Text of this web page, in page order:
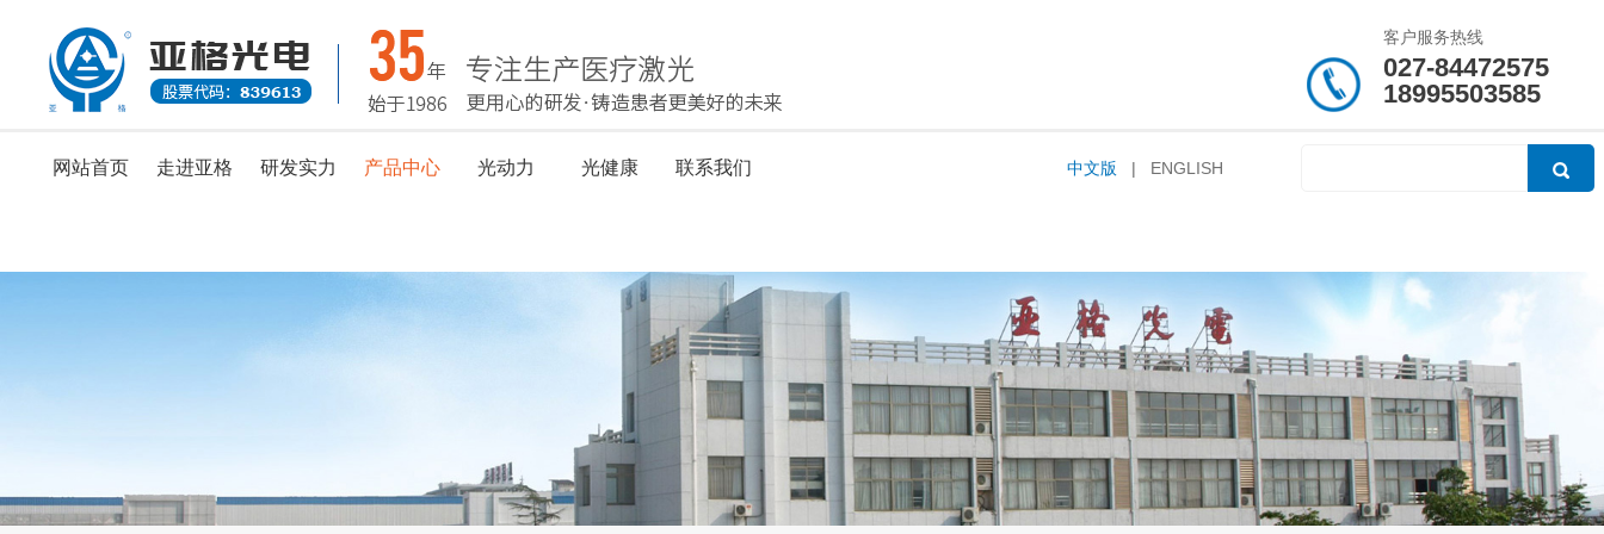
客户服务热线
027-84472575
18995503585
网站首页 走进亚格 研发实力 产品中心 光动力 光健康 联系我们 中文版 | ENGLISH